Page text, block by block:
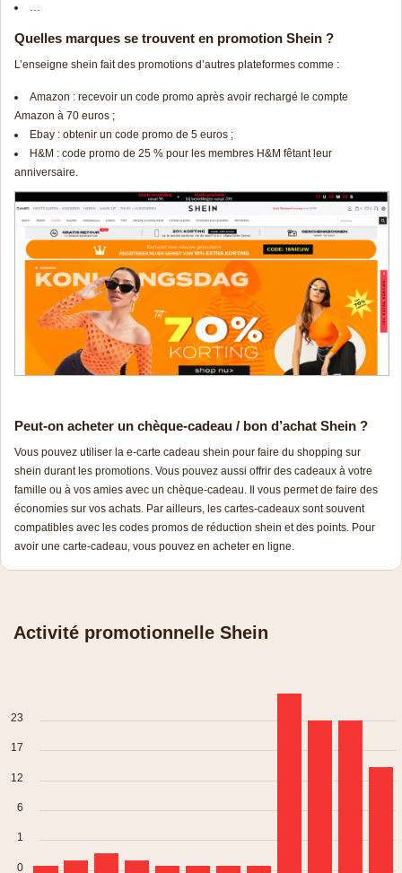
Quelles marques se trouvent en promotion Shein ?
L’enseigne shein fait des promotions d’autres plateformes comme :
Amazon : recevoir un code promo après avoir rechargé le compte
Amazon à 70 euros ;
Ebay : obtenir un code promo de 5 euros ;
H&M : code promo de 25 % pour les membres H&M fêtant leur
anniversaire.
Peut-on acheter un chèque-cadeau / bon d’achat Shein ?
Vous pouvez utiliser la e-carte cadeau shein pour faire du shopping sur
shein durant les promotions. Vous pouvez aussi offrir des cadeaux à votre
famille ou à vos amies avec un chèque-cadeau. Il vous permet de faire des
économies sur vos achats. Par ailleurs, les cartes-cadeaux sont souvent
compatibles avec les codes promos de réduction shein et des points. Pour
avoir une carte-cadeau, vous pouvez en acheter en ligne.
Activité promotionnelle Shein
23
17
12
6
1
0